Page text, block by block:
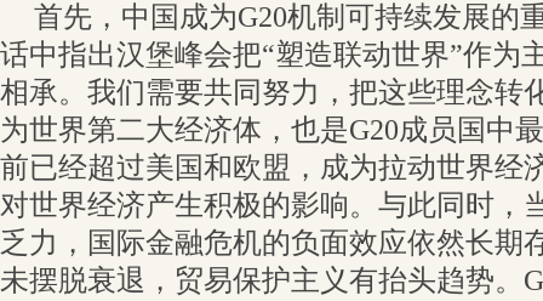
首先，中国成为G20机制可持续发展的
话中指出汉堡峰会把“塑造联动世界”作为
相承。我们需要共同努力，把这些理念转
为世界第二大经济体，也是G20成员国中
前已经超过美国和欧盟，成为拉动世界经
对世界经济产生积极的影响。与此同时，
乏力，国际金融危机的负面效应依然长期
未摆脱衰退，贸易保护主义有抬头趋势。